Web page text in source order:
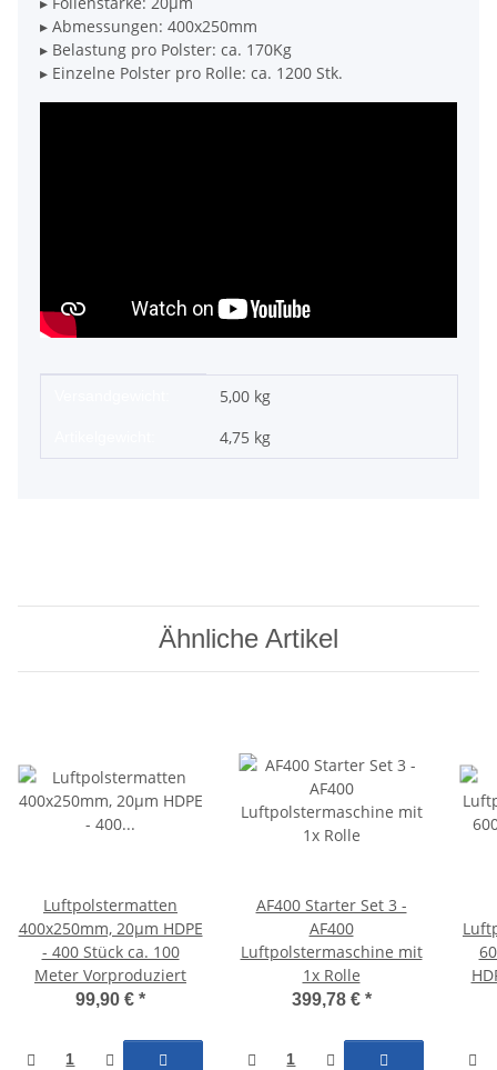
▸ Abmessungen: 400x250mm
▸ Belastung pro Polster: ca. 170Kg
▸ Einzelne Polster pro Rolle: ca. 1200 Stk.
5,00 kg
4,75 kg
Ähnliche Artikel
Luftpolstermatten
400x250mm, 20µm HDPE
- 400 Stück ca. 100
Meter Vorproduziert
99,90 € *
AF400 Starter Set 3 -
AF400
Luftpolstermaschine mit
1x Rolle
399,78 € *